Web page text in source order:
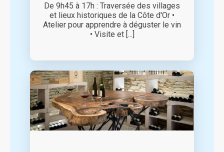
De 9h45 à 17h : Traversée des villages
et lieux historiques de la Côte d'Or •
Atelier pour apprendre à déguster le vin
• Visite et [...]